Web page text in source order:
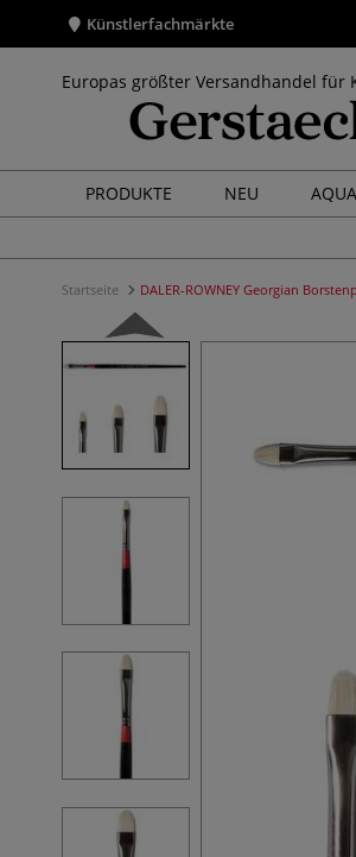
Künstlerfachmärkte
Europas größter Versandhandel für
PRODUKTE NEU
Startseite DALER-ROWNEY Georgian